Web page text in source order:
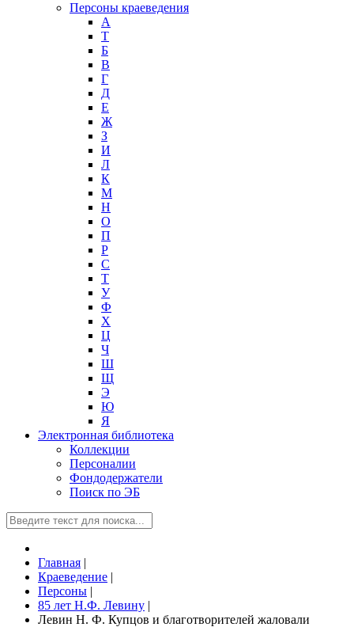
Персоны краеведения
А
T
Б
В
Г
Д
Е
Ж
З
И
Л
К
М
Н
О
П
Р
С
Т
У
Ф
Х
Ц
Ч
Ш
Щ
Э
Ю
Я
Электронная библиотека
Коллекции
Персоналии
Фондодержатели
Поиск по ЭБ
Главная |
Краеведение |
Персоны |
85 лет Н.Ф. Левину |
Левин Н. Ф. Купцов и благотворителей жаловали